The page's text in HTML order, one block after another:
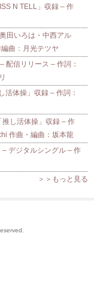
N TELL」収録 – 作
田いろは・中西アル
曲：月光テツヤ
配信リリース – 作詞：
活体操」収録 – 作詞：
推し活体操」収録 – 作
作曲・編曲：坂本龍
– デジタルシングル – 作
＞＞もっと見る